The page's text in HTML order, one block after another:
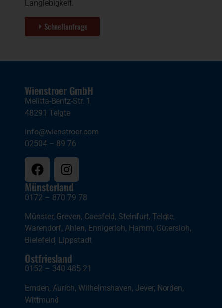
Langlebigkeit.
Schnellanfrage
Wienstroer GmbH
Melitta-Bentz-Str. 1
48291 Telgte
info@wienstroer.com
02504 – 89 76
Münsterland
0172 – 870 79 78
Münster, Greven, Coesfeld, Steinfurt, Telgte,
Warendorf, Ahlen, Ennigerloh, Hamm, Gütersloh,
Bielefeld, Lippstadt
Ostfriesland
0152 – 340 485 21
Emden, Aurich, Wilhelmshaven, Jever, Norden,
Wittmund